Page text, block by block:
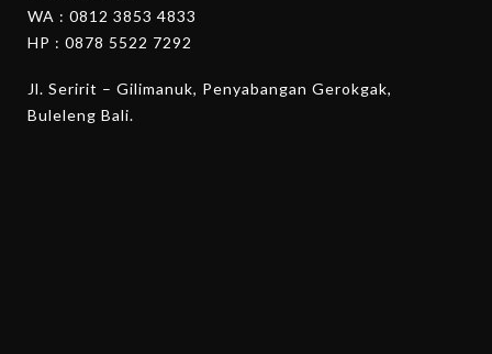
WA : 0812 3853 4833
HP : 0878 5522 7292
Jl. Seririt – Gilimanuk, Penyabangan Gerokgak,
Buleleng Bali.